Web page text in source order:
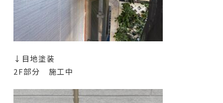
↓目地塗装
2F部分 施工中